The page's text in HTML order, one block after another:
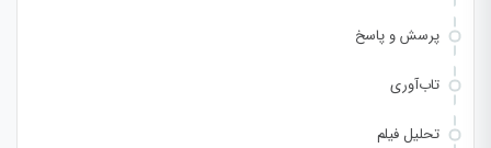
پرسش و پاسخ
تاب‌آوری
تحلیل فیلم